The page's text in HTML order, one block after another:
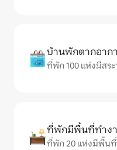
บ้านพักตากอาก
ที่พัก 100 แห่งมีสระ
ที่พักมีพื้นที่ทำง
ที่พัก 20 แห่งมีพื้นที่